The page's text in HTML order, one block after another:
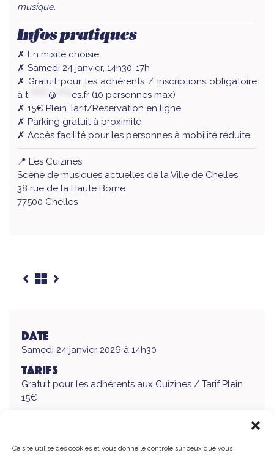
Ce site utilise des cookies et vous donne le contrôle sur ceux que vous
musique.
Infos pratiques
✗ En mixité choisie
✗ Samedi 24 janvier, 14h30-17h
✗ Gratuit pour les adhérents / inscriptions obligatoire
à t. @ es.fr(10 personnes max)
✗ 15€ Plein Tarif/Réservation en ligne
✗ Parking gratuit à proximité
✗ Accès facilité pour les personnes à mobilité réduite
📍 Les Cuizines
Scène de musiques actuelles de la Ville de Chelles
38 rue de la Haute Borne
77500 Chelles
Date
Samedi 24 janvier 2026 à 14h30
Tarifs
Gratuit pour les adhérents aux Cuizines / Tarif Plein
15€
Les Cuizines, 38 rue de la Haute Borne, 77500 Chelles